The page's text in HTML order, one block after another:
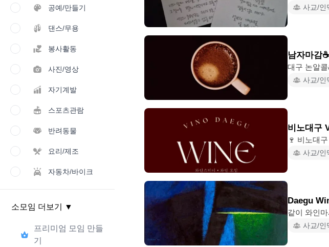
공예/만들기
댄스/무용
봉사활동
사진/영상
자기계발
스포츠관람
반려동물
요리/제조
자동차/바이크
소모임 더보기 ▼
프리미엄 모임 만들
기
통해서 많
많이 가입한 분 ⚠️기혼자 ▪︎돌
내 자기소
사교/인
남자마감
대구 논알콜&미혼 친목방입
커피 한 잔하러
롭게 벙 주최 가능
좋아해
사교/인
비노대구
🍷 비노대구 — 와인
빌라쥬 비노대구는 와인을 어렵게 배우기보다, 함께 나누고 즐기며 자연스럽게 알
음식점에서 진행 🙋🏻‍♀️ 이런 분들 환영해요 • 와인을 잘 모
다양한
사교/인
Daegu
같이 와인마시고
입니다 패
사교/인